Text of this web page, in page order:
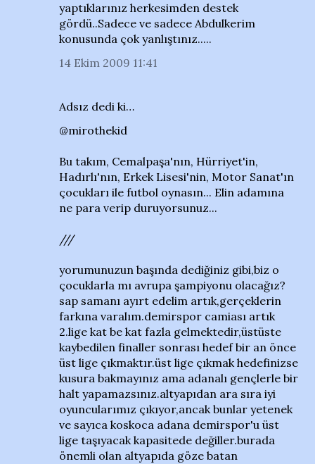
yaptıklarınız herkesimden destek
gördü..Sadece ve sadece Abdulkerim
konusunda çok yanlıştınız.....
14 Ekim 2009 11:41
Adsız dedi ki…
@mirothekid
Bu takım, Cemalpaşa'nın, Hürriyet'in,
Hadırlı'nın, Erkek Lisesi'nin, Motor Sanat'ın
çocukları ile futbol oynasın... Elin adamına
ne para verip duruyorsunuz...
///
yorumunuzun başında dediğiniz gibi,biz o
çocuklarla mı avrupa şampiyonu olacağız?
sap samanı ayırt edelim artık,gerçeklerin
farkına varalım.demirspor camiası artık
2.lige kat be kat fazla gelmektedir,üstüste
kaybedilen finaller sonrası hedef bir an önce
üst lige çıkmaktır.üst lige çıkmak hedefinizse
kusura bakmayınız ama adanalı gençlerle bir
halt yapamazsınız.altyapıdan ara sıra iyi
oyuncularımız çıkıyor,ancak bunlar yetenek
ve sayıca koskoca adana demirspor'u üst
lige taşıyacak kapasitede değiller.burada
önemli olan altyapıda göze batan